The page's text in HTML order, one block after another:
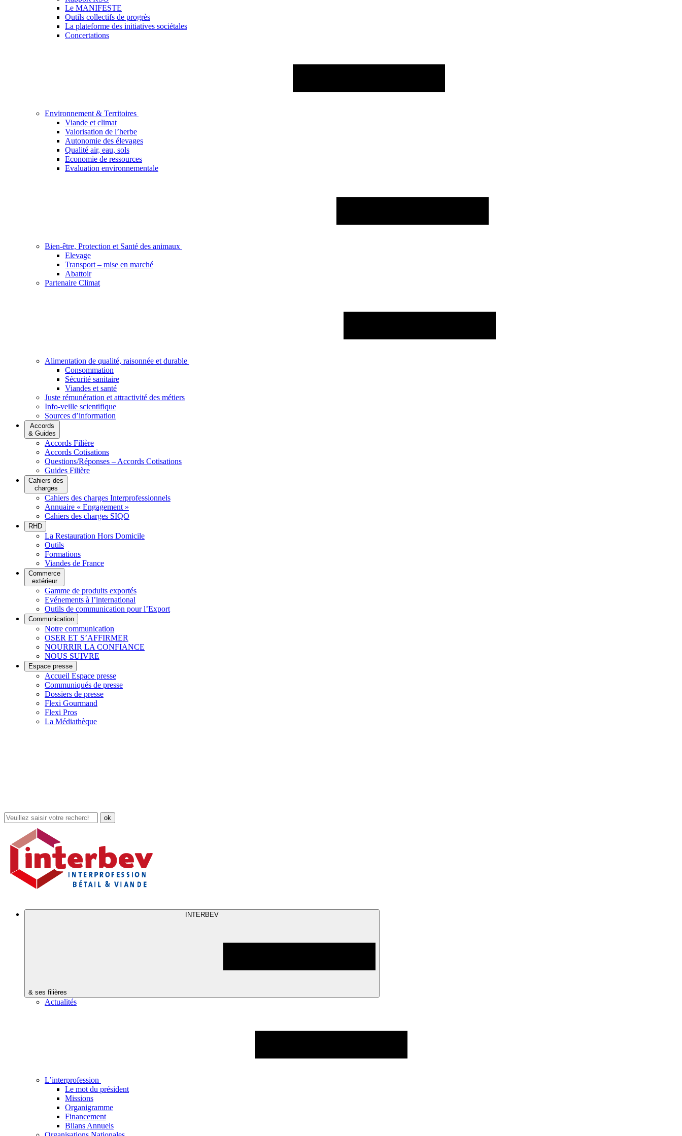
Le MANIFESTE
Outils collectifs de progrès
La plateforme des initiatives sociétales
Concertations
Environnement & Territoires
Viande et climat
Valorisation de l’herbe
Autonomie des élevages
Qualité air, eau, sols
Economie de ressources
Evaluation environnementale
Bien-être, Protection et Santé des animaux
Elevage
Transport – mise en marché
Abattoir
Partenaire Climat
Alimentation de qualité, raisonnée et durable
Consommation
Sécurité sanitaire
Viandes et santé
Juste rémunération et attractivité des métiers
Info-veille scientifique
Sources d’information
Accords
& Guides
Accords Filière
Accords Cotisations
Questions/Réponses – Accords Cotisations
Guides Filière
Cahiers des
charges
Cahiers des charges Interprofessionnels
Annuaire « Engagement »
Cahiers des charges SIQO
RHD
La Restauration Hors Domicile
Outils
Formations
Viandes de France
Commerce
extérieur
Gamme de produits exportés
Evénements à l’international
Outils de communication pour l’Export
Communication
Notre communication
OSER ET S’AFFIRMER
NOURRIR LA CONFIANCE
NOUS SUIVRE
Espace presse
Accueil Espace presse
Communiqués de presse
Dossiers de presse
Flexi Gourmand
Flexi Pros
La Médiathèque
Rechercher
dans
site
INTERBEV
& ses filières
Actualités
L’interprofession
Le mot du président
Missions
Organigramme
Financement
Bilans Annuels